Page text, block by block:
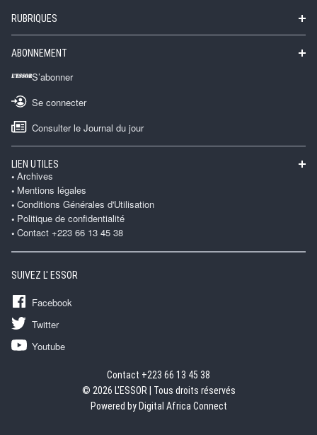
RUBRIQUES
ABONNEMENT
S’abonner
Se connecter
Consulter le Journal du jour
LIEN UTILES
Archives
Mentions légales
Conditions Générales d'Utilisation
Politique de confidentialité
Contact +223 66 13 45 38
SUIVEZ L' ESSOR
Facebook
Twitter
Youtube
Contact +223 66 13 45 38
© 2026 L'ESSOR | Tous droits réservés
Powered by Digital Africa Connect